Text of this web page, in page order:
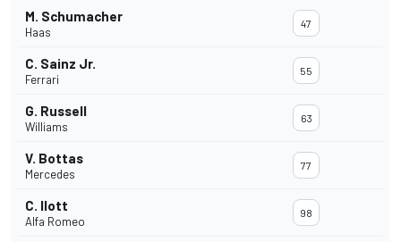
M. Schumacher
Haas
47
C. Sainz Jr.
Ferrari
55
G. Russell
Williams
63
V. Bottas
Mercedes
77
C. Ilott
Alfa Romeo
98